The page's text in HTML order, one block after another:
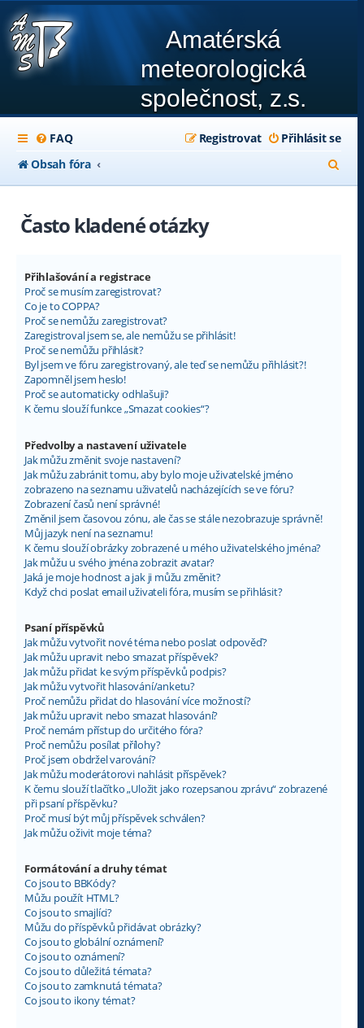
Amatérská
meteorologická
společnost, z.s.
FAQ Přihlásit se
Registrovat
Obsah fóra
l
Často kladené otázky
Přihlašování a registrace
Proč se musím zaregistrovat?
Co je to COPPA?
Proč se nemůžu zaregistrovat?
Zaregistroval jsem se, ale nemůžu se přihlásit!
Proč se nemůžu přihlásit?
Byl jsem ve fóru zaregistrovaný, ale teď se nemůžu přihlásit?!
Zapomněl jsem heslo!
Proč se automaticky odhlašuji?
K čemu slouží funkce „Smazat cookies“?
Předvolby a nastavení uživatele
Jak můžu změnit svoje nastavení?
Jak můžu zabránit tomu, aby bylo moje uživatelské jméno
zobrazeno na seznamu uživatelů nacházejících se ve fóru?
Zobrazení časů není správné!
Změnil jsem časovou zónu, ale čas se stále nezobrazuje správně!
Můj jazyk není na seznamu!
K čemu slouží obrázky zobrazené u mého uživatelského jména?
Jak můžu u svého jména zobrazit avatar?
Jaká je moje hodnost a jak ji můžu změnit?
Když chci poslat email uživateli fóra, musím se přihlásit?
Psaní příspěvků
Jak můžu vytvořit nové téma nebo poslat odpověď?
Jak můžu upravit nebo smazat příspěvek?
Jak můžu přidat ke svým příspěvků podpis?
Jak můžu vytvořit hlasování/anketu?
Proč nemůžu přidat do hlasování více možností?
Jak můžu upravit nebo smazat hlasování?
Proč nemám přístup do určitého fóra?
Proč nemůžu posílat přílohy?
Proč jsem obdržel varování?
Jak můžu moderátorovi nahlásit příspěvek?
K čemu slouží tlačítko „Uložit jako rozepsanou zprávu“ zobrazené
při psaní příspěvku?
Proč musí být můj příspěvek schválen?
Jak můžu oživit moje téma?
Formátování a druhy témat
Co jsou to BBKódy?
Můžu použít HTML?
Co jsou to smajlíci?
Můžu do příspěvků přidávat obrázky?
Co jsou to globální oznámení?
Co jsou to oznámení?
Co jsou to důležitá témata?
Co jsou to zamknutá témata?
Co jsou to ikony témat?